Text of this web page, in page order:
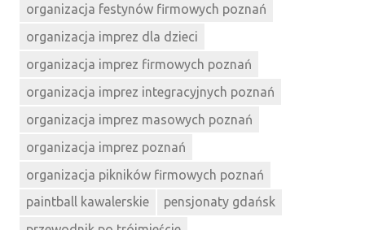
organizacja festynów firmowych poznań
organizacja imprez dla dzieci
organizacja imprez firmowych poznań
organizacja imprez integracyjnych poznań
organizacja imprez masowych poznań
organizacja imprez poznań
organizacja pikników firmowych poznań
paintball kawalerskie
pensjonaty gdańsk